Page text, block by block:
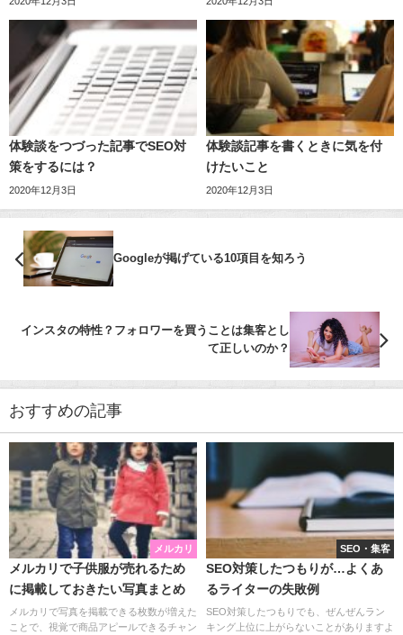
体験談をつづった記事でSEO対
策をするには？
2020年12月3日
体験談記事を書くときに気を付
けたいこと
2020年12月3日
Googleが掲げている10項目を知ろう
インスタの特性？フォロワーを買うことは集客とし
て正しいのか？
おすすめの記事
メルカリ
メルカリで子供服が売れるため
に掲載しておきたい写真まとめ
メルカリで写真を掲載できる枚数が増えた
ことで、視覚で商品アピールできるチャン
SEO・集客
SEO対策したつもりが…よくあ
るライターの失敗例
SEO対策したつもりでも、ぜんぜんラン
キング上位に上がらないことがありますよ